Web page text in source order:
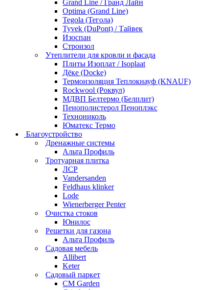
Grand Line / Гранд Лайн
Optima (Grand Line)
Tegola (Тегола)
Tyvek (DuPont) / Тайвек
Изоспан
Строизол
Утеплители для кровли и фасада
Плиты Изоплат / Isoplaat
Дёке (Docke)
Термоизоляция Теплокнауф (KNAUF)
Rockwool (Роквул)
МДВП Белтермо (Белплит)
Пенополистерол Пеноплэкс
Технониколь
Юматекс Термо
Благоустройство
Дренажные системы
Альта Профиль
Тротуарная плитка
ЛСР
Vandersanden
Feldhaus klinker
Lode
Wienerberger Penter
Очистка стоков
Юнилос
Решетки для газона
Альта Профиль
Садовая мебель
Allibert
Keter
Садовый паркет
CM Garden